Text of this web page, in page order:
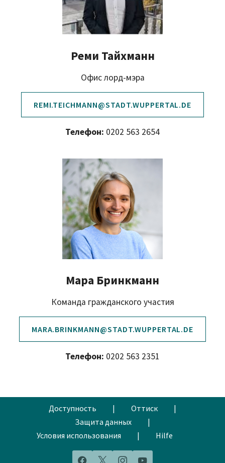
Реми Тайхманн
Офис лорд-мэра
REMI.TEICHMANN@STADT.WUPPERTAL.DE
Телефон: 0202 563 2654
Мара Бринкманн
Команда гражданского участия
MARA.BRINKMANN@STADT.WUPPERTAL.DE
Телефон: 0202 563 2351
Доступность | Оттиск
|
Защита данных
|
Условия использования
| Hilfe